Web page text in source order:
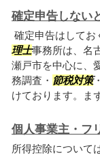
確定申告しない
確定申告はしてお
理士事務所は、名
瀬戸市を中心に、
務調査・ 節税対策
けております。ま
個人事業主・フ
所得控除について